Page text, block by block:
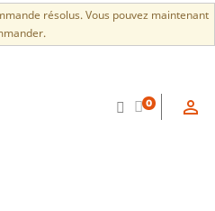
résolus. Vous pouvez maintenant
0 